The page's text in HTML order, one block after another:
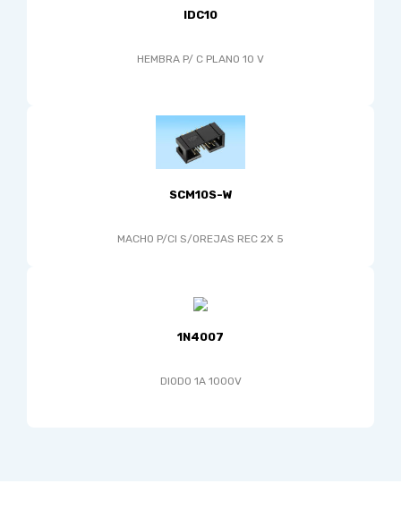
IDC10
HEMBRA P/ C PLANO 10 V
SCM10S-W
MACHO P/CI S/OREJAS REC 2X 5
1N4007
DIODO 1A 1000V